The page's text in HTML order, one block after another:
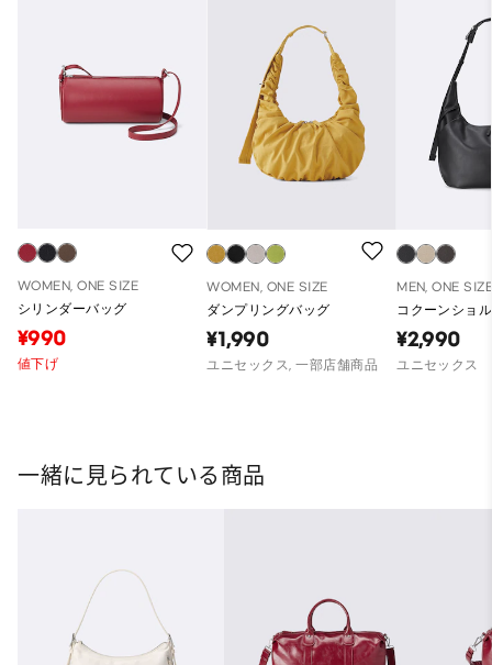
WOMEN, ONE SIZE
シリンダーバッグ
¥990
値下げ
WOMEN, ONE SIZE
ダンプリングバッグ
¥1,990
ユニセックス, 一部店舗商品
MEN, ONE
コクーンショ
¥2,990
ユニセックス
一緒に見られている商品